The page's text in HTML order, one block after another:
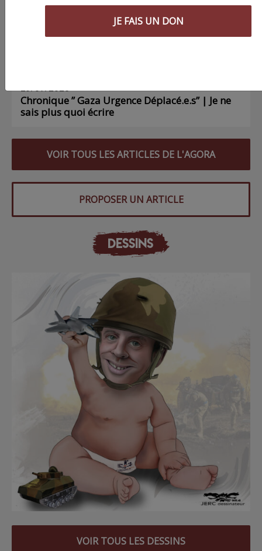
Chronique ” Gaza Urgence Déplacé.e.s” | Gaza
29/07/2026
Chronique ” Gaza Urgence Déplacé.e.s” | Je ne
sais plus quoi écrire
VOIR TOUS LES ARTICLES DE L'AGORA
PROPOSER UN ARTICLE
DESSINS
VOIR TOUS LES DESSINS
JE FAIS UN DON